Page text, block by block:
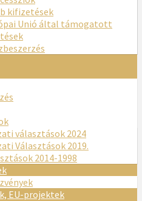
kifizetések
Unió által támogatott
választások 2024
Választások 2019.
2014-1998
EU-projektek